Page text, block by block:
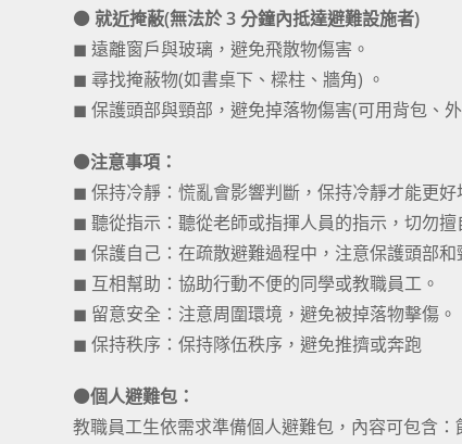
⚫ 就近掩蔽(無法於 3 分鐘內抵達避難設施者)
◼ 遠離窗戶與玻璃，避免飛散物傷害。
◼ 尋找掩蔽物(如書桌下、樑柱、牆角) 。
◼ 保護頭部與頸部，避免掉落物傷害(可用背包、
⚫注意事項：
◼ 保持冷靜：慌亂會影響判斷，保持冷靜才能更好
◼ 聽從指示：聽從老師或指揮人員的指示，切勿擅
◼ 保護自己：在疏散避難過程中，注意保護頭部和
◼ 互相幫助：協助行動不便的同學或教職員工。
◼ 留意安全：注意周圍環境，避免被掉落物擊傷。
◼ 保持秩序：保持隊伍秩序，避免推擠或奔跑
⚫個人避難包：
教職員工生依需求準備個人避難包，內容可包含